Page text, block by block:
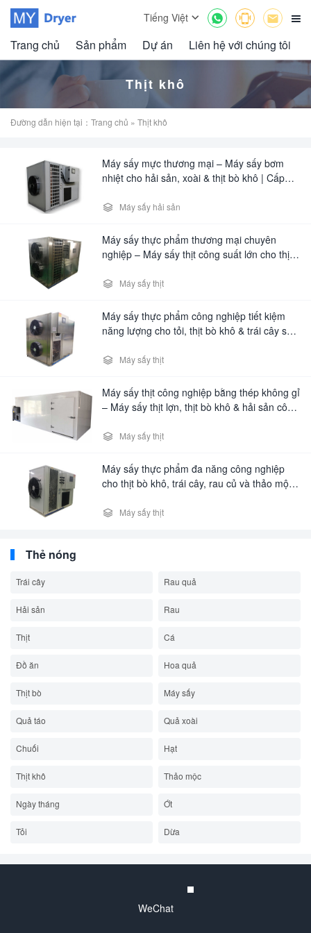

  
Tiếng Việt
Trang chủ Sản phẩm Dự án Liên hệ với chúng tôi
Thịt khô
Đường dẫn hiện tại： Trang chủ » Thịt khô
Máy sấy mực thương mại – Máy sấy bơm
nhiệt cho hải sản, xoài & thịt bò khô | Cấp

Máy sấy hải sản
Máy sấy thực phẩm thương mại chuyên
nghiệp – Máy sấy thịt công suất lớn cho thịt

Máy sấy thịt
Máy sấy thực phẩm công nghiệp tiết kiệm
năng lượng cho tỏi, thịt bò khô & trái cây sấy

Máy sấy thịt
Máy sấy thịt công nghiệp bằng thép không gỉ
– Máy sấy thịt lợn, thịt bò khô & hải sản công

Máy sấy thịt
Máy sấy thực phẩm đa năng công nghiệp
cho thịt bò khô, trái cây, rau củ và thảo mộc

Máy sấy thịt
Thẻ nóng
Trái cây Rau quả
Hải sản Rau
Thịt Cá
Đồ ăn Hoa quả
Thịt bò Máy sấy
Quả táo Quả xoài
Chuối Hạt
Thịt khô Thảo mộc
Ngày tháng Ớt
Tỏi Dừa
WeChat